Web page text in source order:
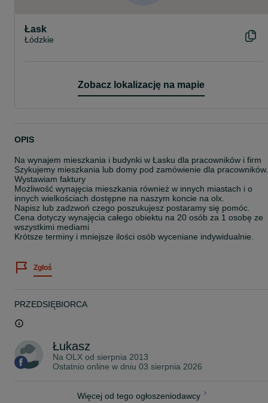
Łask
Łódzkie
Zobacz lokalizację na mapie
OPIS
Na wynajem mieszkania i budynki w Łasku dla pracowników i firm
Szykujemy mieszkania lub domy pod zamówienie dla pracowników.
Wystawiam faktury
Możliwość wynajęcia mieszkania również w innych miastach i o
innych wielkościach dostępne na naszym koncie na olx.
Napisz lub zadzwoń czego poszukujesz postaramy się pomóc.
Cena dotyczy wynajęcia całego obiektu na 20 osób za 1 osobę ze
wszystkimi mediami
Krótsze terminy i mniejsze ilości osób wyceniane indywidualnie.
Zgłoś
PRZEDSIĘBIORCA
Łukasz
Na OLX od sierpnia 2013
Ostatnio online w dniu 03 sierpnia 2026
Więcej od tego ogłoszeniodawcy